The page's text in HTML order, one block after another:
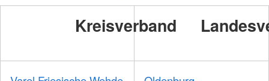
Kreisverband
GmbH